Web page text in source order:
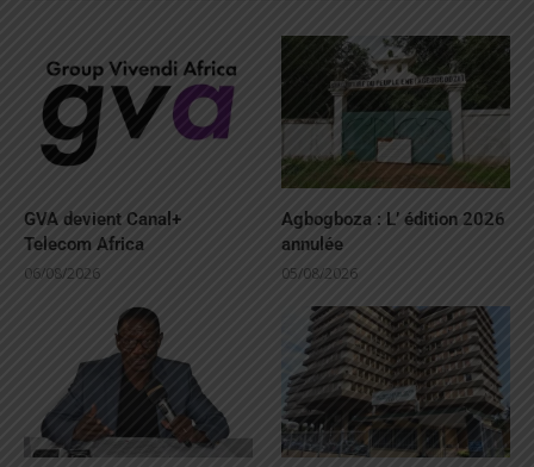
GVA devient Canal+
Telecom Africa
06/08/2026
Agbogboza : L’ édition 2026
annulée
05/08/2026